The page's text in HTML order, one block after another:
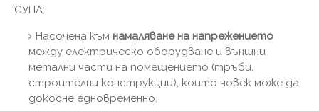
СУПА:
Насочена към намаляване на напрежението
между електрическо оборудване и външни
метални части на помещението (тръби,
строителни конструкции), които човек може да
докосне едновременно.